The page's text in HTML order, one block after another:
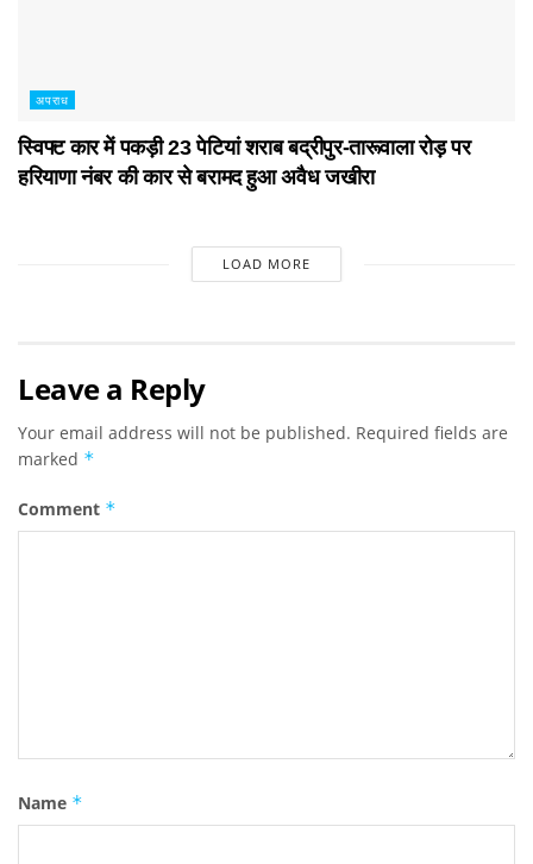
अपराध
स्विफ्ट कार में पकड़ी 23 पेटियां शराब बद्रीपुर-तारूवाला रोड़ पर
हरियाणा नंबर की कार से बरामद हुआ अवैध जखीरा
LOAD MORE
Leave a Reply
Your email address will not be published. Required fields are
marked *
Comment *
Name *